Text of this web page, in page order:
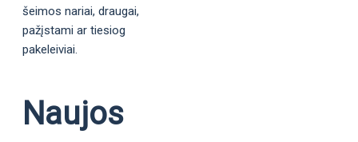
šeimos nariai, draugai,
pažįstami ar tiesiog
pakeleiviai.
Naujos